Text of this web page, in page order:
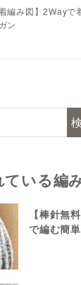
編み図】2Wayで
ン
ている編
【棒針無
で編む簡